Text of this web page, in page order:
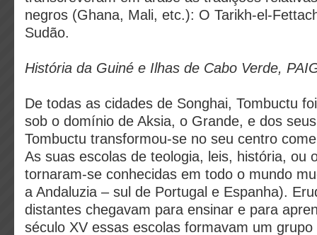
negros (Ghana, Mali, etc.): O Tarikh-el-
Sudão.
História da Guiné e Ilhas de Cabo Verde,
De todas as cidades de Songhai, Tombuctu
sob o domínio de Aksia, o Grande, e dos
Tombuctu transformou-se no seu centro
As suas escolas de teologia, leis, história, ou
tornaram-se conhecidas em todo o mundo
a Andaluzia – sul de Portugal e Espanha).
distantes chegavam para ensinar e para
século XV essas escolas formavam um grupo